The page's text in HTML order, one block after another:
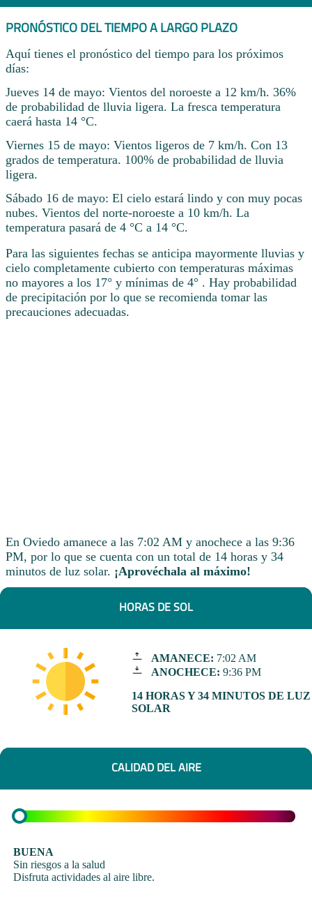
PRONÓSTICO DEL TIEMPO A LARGO PLAZO
Aquí tienes el pronóstico del tiempo para los próximos
días:
Jueves 14 de mayo: Vientos del noroeste a 12 km/h. 36%
de probabilidad de lluvia ligera. La fresca temperatura
caerá hasta 14 °C.
Viernes 15 de mayo: Vientos ligeros de 7 km/h. Con 13
grados de temperatura. 100% de probabilidad de lluvia
ligera.
Sábado 16 de mayo: El cielo estará lindo y con muy pocas
nubes. Vientos del norte-noroeste a 10 km/h. La
temperatura pasará de 4 °C a 14 °C.
Para las siguientes fechas se anticipa mayormente lluvias y
cielo completamente cubierto con temperaturas máximas
no mayores a los 17° y mínimas de 4° . Hay probabilidad
de precipitación por lo que se recomienda tomar las
precauciones adecuadas.
En Oviedo amanece a las 7:02 AM y anochece a las 9:36
PM, por lo que se cuenta con un total de 14 horas y 34
minutos de luz solar. ¡Aprovéchala al máximo!
HORAS DE SOL
AMANECE: 7:02 AM
ANOCHECE: 9:36 PM
14 HORAS Y 34 MINUTOS DE LUZ
SOLAR
CALIDAD DEL AIRE
BUENA
Sin riesgos a la salud
Disfruta actividades al aire libre.